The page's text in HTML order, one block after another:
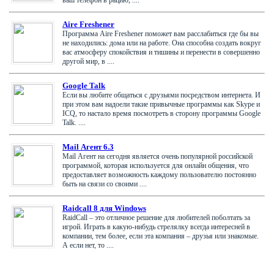
Aire Freshener
Программа Aire Freshener поможет вам расслабиться где бы вы
не находились: дома или на работе. Она способна создать вокруг
вас атмосферу спокойствия и тишины и перенести в совершенно
другой мир, в ....
Google Talk
Если вы любите общаться с друзьями посредством интернета. И
при этом вам надоели такие привычные программы как Skype и
ICQ, то настало время посмотреть в сторону программы Google
Talk. ....
Mail Агент 6.3
Mail Агент на сегодня является очень популярной российской
программой, которая используется для онлайн общения, что
предоставляет возможность каждому пользователю постоянно
быть на связи со своими ....
Raidcall 8 для Windows
RaidCall – это отличное решение для любителей поболтать за
игрой. Играть в какую-нибудь стрелялку всегда интересней в
компании, тем более, если эта компания – друзья или знакомые.
А если нет, то ....